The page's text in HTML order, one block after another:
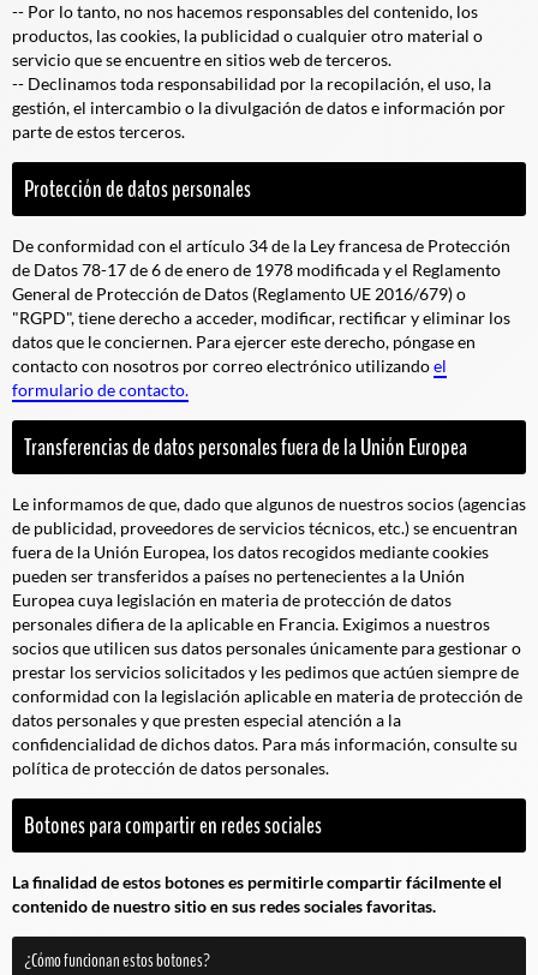
-- Por lo tanto, no nos hacemos responsables del contenido, los
productos, las cookies, la publicidad o cualquier otro material o
servicio que se encuentre en sitios web de terceros.
-- Declinamos toda responsabilidad por la recopilación, el uso, la
gestión, el intercambio o la divulgación de datos e información por
parte de estos terceros.
Protección de datos personales
De conformidad con el artículo 34 de la Ley francesa de Protección
de Datos 78-17 de 6 de enero de 1978 modificada y el Reglamento
General de Protección de Datos (Reglamento UE 2016/679) o
"RGPD", tiene derecho a acceder, modificar, rectificar y eliminar los
datos que le conciernen. Para ejercer este derecho, póngase en
contacto con nosotros por correo electrónico utilizandoel
formulario de contacto.
Transferencias de datos personales fuera de la Unión Europea
Le informamos de que, dado que algunos de nuestros socios (agencias
de publicidad, proveedores de servicios técnicos, etc.) se encuentran
fuera de la Unión Europea, los datos recogidos mediante cookies
pueden ser transferidos a países no pertenecientes a la Unión
Europea cuya legislación en materia de protección de datos
personales difiera de la aplicable en Francia. Exigimos a nuestros
socios que utilicen sus datos personales únicamente para gestionar o
prestar los servicios solicitados y les pedimos que actúen siempre de
conformidad con la legislación aplicable en materia de protección de
datos personales y que presten especial atención a la
confidencialidad de dichos datos. Para más información, consulte su
política de protección de datos personales.
Botones para compartir en redes sociales
La finalidad de estos botones es permitirle compartir fácilmente el
contenido de nuestro sitio en sus redes sociales favoritas.
¿Cómo funcionan estos botones?